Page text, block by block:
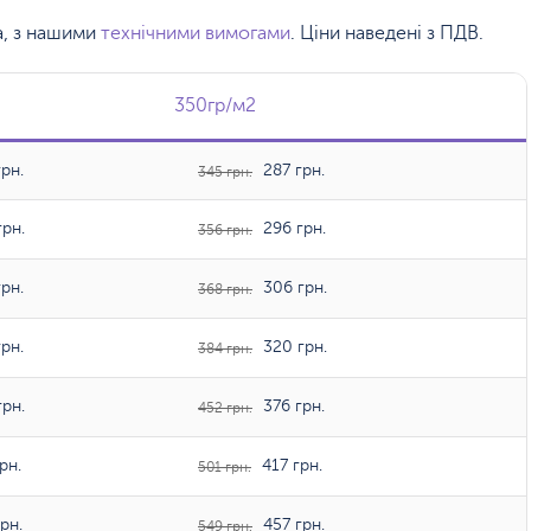
з нашими технічними вимогами. Ціни наведені з ПДВ.
350гр/м2
350гр/м2
345 грн. 287 грн.
356 грн. 296 грн.
368 грн. 306 грн.
384 грн. 320 грн.
452 грн. 376 грн.
501 грн. 417 грн.
549 грн. 457 грн.